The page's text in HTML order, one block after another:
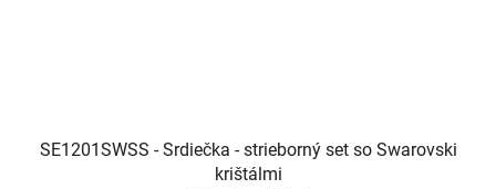
SE1201SWSS - Srdiečka - strieborný set so Swarovski
krištálmi